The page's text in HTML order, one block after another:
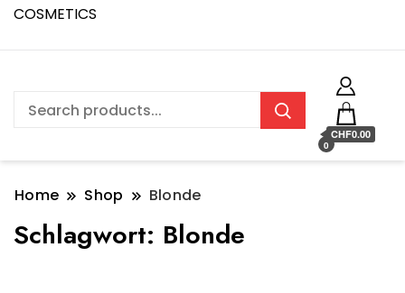
COSMETICS
0
CHF0.00
Home Shop Blonde
Schlagwort: Blonde